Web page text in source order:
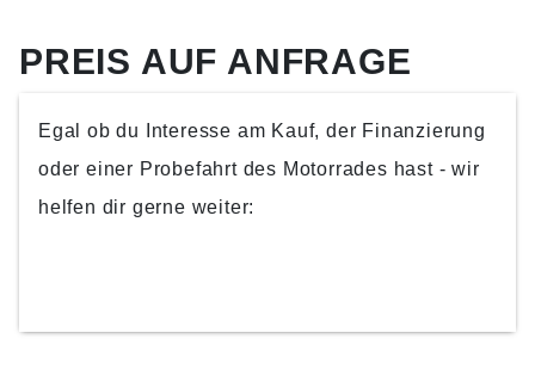
PREIS AUF ANFRAGE
Egal ob du Interesse am Kauf, der Finanzierung
oder einer Probefahrt des Motorrades hast - wir
helfen dir gerne weiter: